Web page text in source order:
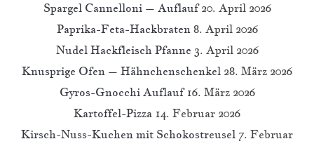
Spargel Cannelloni – Auflauf 20. April 2026
Paprika-Feta-Hackbraten 8. April 2026
Nudel Hackfleisch Pfanne 3. April 2026
Knusprige Ofen – Hähnchenschenkel 28. März 2026
Gyros-Gnocchi Auflauf 16. März 2026
Kartoffel-Pizza 14. Februar 2026
Kirsch-Nuss-Kuchen mit Schokostreusel 7. Februar